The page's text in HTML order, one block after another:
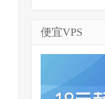
便宜VPS